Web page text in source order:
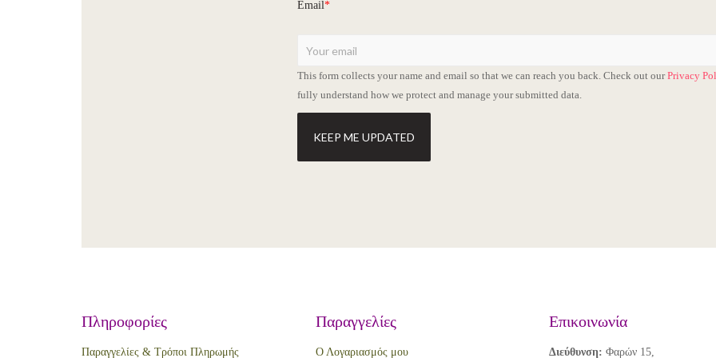
Email*
This form collects your name and email so that we can reach you back. Check out ourPrivacy
fully understand how we protect and manage your submitted data.
KEEP ME UPDATED
Πληροφορίες
Παραγγελίες & Τρόποι Πληρωμής
Παραγγελίες
Ο Λογαριασμός μου
Επικοινωνία
Διεύθυνση: Φαρών 15,